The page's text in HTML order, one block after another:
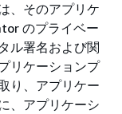
、そのアプリケ
のプライベー
ル署名および関
リケーションプ
り、アプリケー
、アプリケーシ